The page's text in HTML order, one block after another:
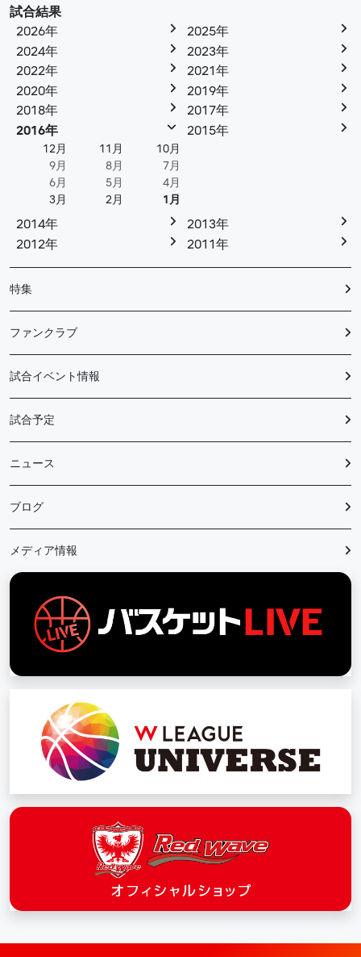
試合結果
2026年
2025年
2024年
2023年
2022年
2021年
2020年
2019年
2018年
2017年
2016年
12月 11月
10月
9月
8月
7月
6月
5月
4月
3月
2月 1月
2015年
2014年
2013年
2012年
2011年
特集
ファンクラブ
試合イベント情報
試合予定
ニュース
ブログ
メディア情報